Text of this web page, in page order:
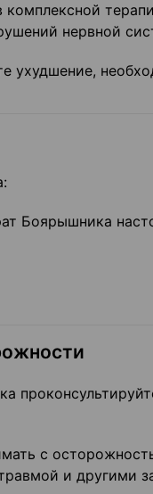
нервной
ухудшение,
Боярышника
с
и другими